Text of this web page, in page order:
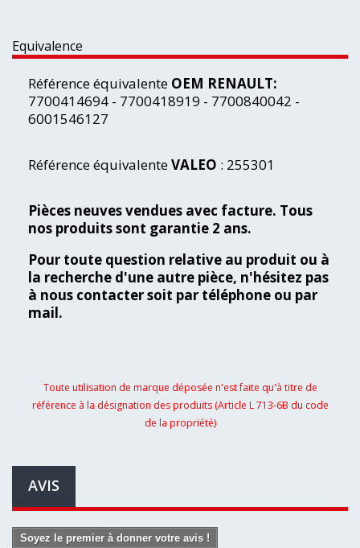
Equivalence
Référence équivalente OEM RENAULT:
7700414694 - 7700418919 - 7700840042 -
6001546127
Référence équivalenteVALEO : 255301
Pièces neuves vendues avec facture. Tous
nos produits sont garantie 2 ans.
Pour toute question relative au produit ou à
la recherche d'une autre pièce, n'hésitez pas
à nous contacter soit par téléphone ou par
mail.
Toute utilisation de marque déposée n'est faite qu'à titre de
référence à la désignation des produits (Article L 713-6B du code
de la propriété)
AVIS
Soyez le premier à donner votre avis !